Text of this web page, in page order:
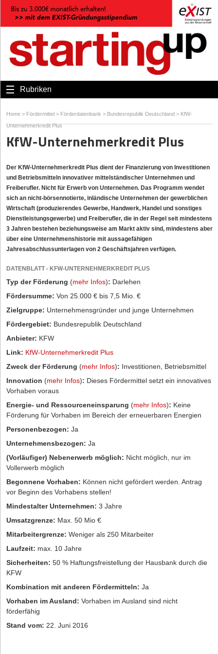
Rubriken
Home > Fördermittel > Förderdatenbank > Bundesrepublik Deutschland > KfW-
Unternehmerkredit Plus
KfW-Unternehmerkredit Plus
Der KfW-Unternehmerkredit Plus dient der Finanzierung von Investitionen
und Betriebsmitteln innovativer mittelständischer Unternehmen und
Freiberufler. Nicht für Erwerb von Unternehmen. Das Programm wendet
sich an nicht-börsennotierte, inländische Unternehmen der gewerblichen
Wirtschaft (produzierendes Gewerbe, Handwerk, Handel und sonstiges
Dienstleistungsgewerbe) und Freiberufler, die in der Regel seit mindestens
3 Jahren bestehen beziehungsweise am Markt aktiv sind, mindestens aber
über eine Unternehmenshistorie mit aussagefähigen
Jahresabschlussunterlagen von 2 Geschäftsjahren verfügen.
DATENBLATT - KFW-UNTERNEHMERKREDIT PLUS
Typ der Förderung (mehr Infos): Darlehen
Fördersumme: Von 25.000 € bis 7,5 Mio. €
Zielgruppe: Unternehmensgründer und junge Unternehmen
Fördergebiet: Bundesrepublik Deutschland
Anbieter: KFW
Link: KfW-Unternehmerkredit Plus
Zweck der Förderung (mehr Infos): Investitionen, Betriebsmittel
Innovation (mehr Infos): Dieses Fördermittel setzt ein innovatives
Vorhaben voraus
Energie- und Ressourceneinsparung (mehr Infos): Keine
Förderung für Vorhaben im Bereich der erneuerbaren Energien
Personenbezogen: Ja
Unternehmensbezogen: Ja
(Vorläufiger) Nebenerwerb möglich: Nicht möglich, nur im
Vollerwerb möglich
Begonnene Vorhaben: Können nicht gefördert werden. Antrag
vor Beginn des Vorhabens stellen!
Mindestalter Unternehmen: 3 Jahre
Umsatzgrenze: Max. 50 Mio €
Mitarbeitergrenze: Weniger als 250 Mitarbeiter
Laufzeit: max. 10 Jahre
Sicherheiten: 50 % Haftungsfreistellung der Hausbank durch die
KFW
Kombination mit anderen Fördermitteln: Ja
Vorhaben im Ausland: Vorhaben im Ausland sind nicht
förderfähig
Stand vom: 22. Juni 2016